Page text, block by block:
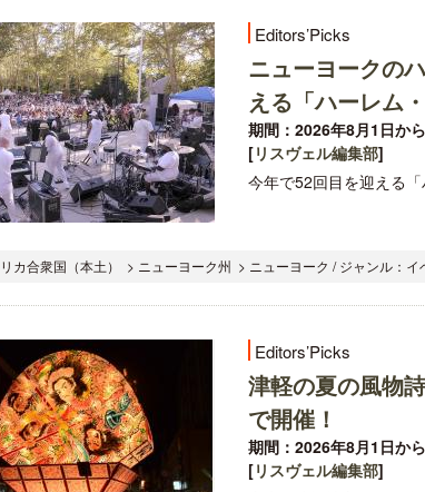
Editors’Picks
ニューヨークの
える「ハーレム
期間：2026年8月1日か
[リスヴェル編集部]
今年で52回目を迎える
カ合衆国（本土） > ニューヨーク州 > ニューヨーク / ジャンル：イ
Editors’Picks
津軽の夏の風物
で開催！
期間：2026年8月1日か
[リスヴェル編集部]